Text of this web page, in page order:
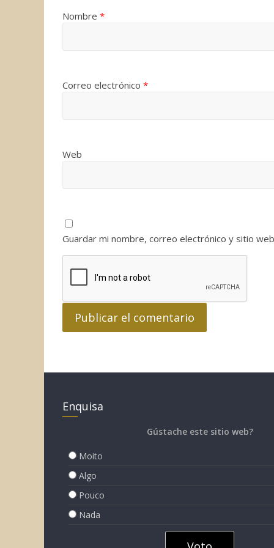
Nombre *
Correo electrónico *
Web
Guardar mi nombre, correo electrónico y sitio
Enquisa
Gústache este sitio web?
Moito
Algo
Pouco
Nada